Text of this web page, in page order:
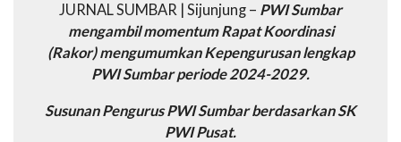
JURNAL SUMBAR | Sijunjung – PWI Sumbar
mengambil momentum Rapat Koordinasi
(Rakor) mengumumkan Kepengurusan lengkap
PWI Sumbar periode 2024-2029.
Susunan Pengurus PWI Sumbar berdasarkan SK
PWI Pusat.